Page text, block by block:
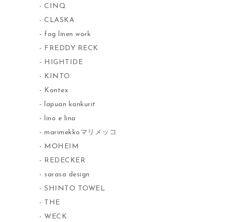
CINQ
CLASKA
fog linen work
FREDDY RECK
HIGHTIDE
KINTO
Kontex
lapuan kankurit
lino e lina
marimekkoマリメッコ
MOHEIM
REDECKER
sarasa design
SHINTO TOWEL
THE
WECK